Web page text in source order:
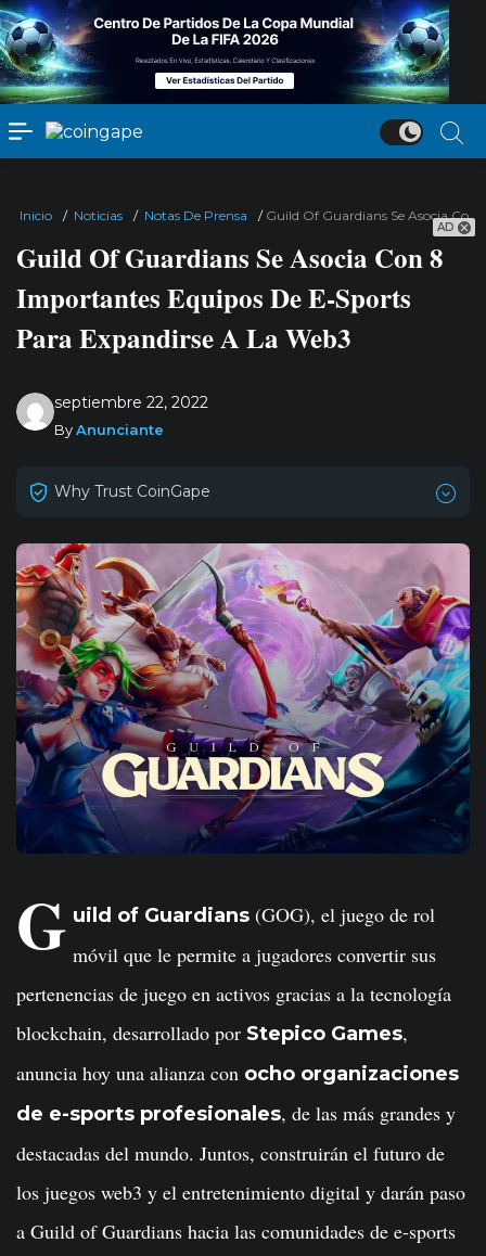
AD
Inicio / Noticias / Notas De Prensa / Guild Of Guardians Se Asocia
Guild Of Guardians Se Asocia Con 8
Importantes Equipos De E-Sports
Para Expandirse A La Web3
septiembre 22, 2022
ByAnunciante
Why Trust CoinGape
G uild of Guardians (GOG), el juego de rol
móvil que le permite a jugadores convertir sus
pertenencias de juego en activos gracias a la tecnología
blockchain, desarrollado por Stepico Games,
anuncia hoy una alianza con ocho organizaciones
de e-sports profesionales, de las más grandes y
destacadas del mundo. Juntos, construirán el futuro de
los juegos web3 y el entretenimiento digital y darán paso
a Guild of Guardians hacia las comunidades de e-sports